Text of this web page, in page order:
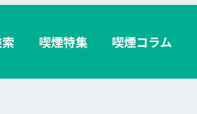
喫煙特集 喫煙コラム